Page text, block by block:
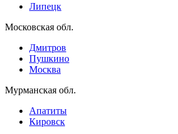
Липецк
Московская обл.
Дмитров
Пушкино
Москва
Мурманская обл.
Апатиты
Кировск